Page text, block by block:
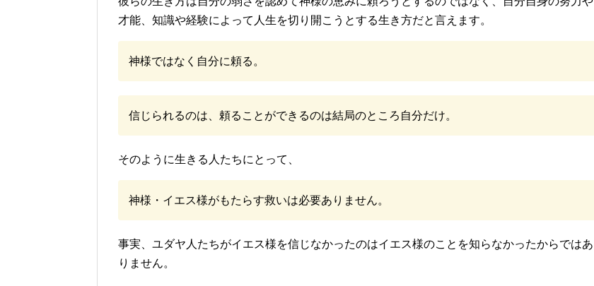
才能、知識や経験によって人生を切り開こうとする生き方だと言えます。
神様ではなく自分に頼る。
信じられるのは、頼ることができるのは結局のところ自分だけ。
そのように生きる人たちにとって、
神様・イエス様がもたらす救いは必要ありません。
事実、ユダヤ人たちがイエス様を信じなかったのはイエス様のことを知らなかったからではあ
りません。